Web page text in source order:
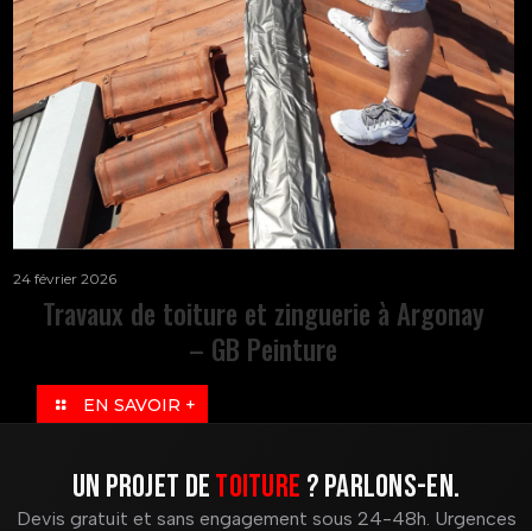
24 février 2026
Travaux de toiture et zinguerie à Argonay
– GB Peinture
EN SAVOIR +
Un projet detoiture ? Parlons-en.
Devis gratuit et sans engagement sous 24-48h. Urgences